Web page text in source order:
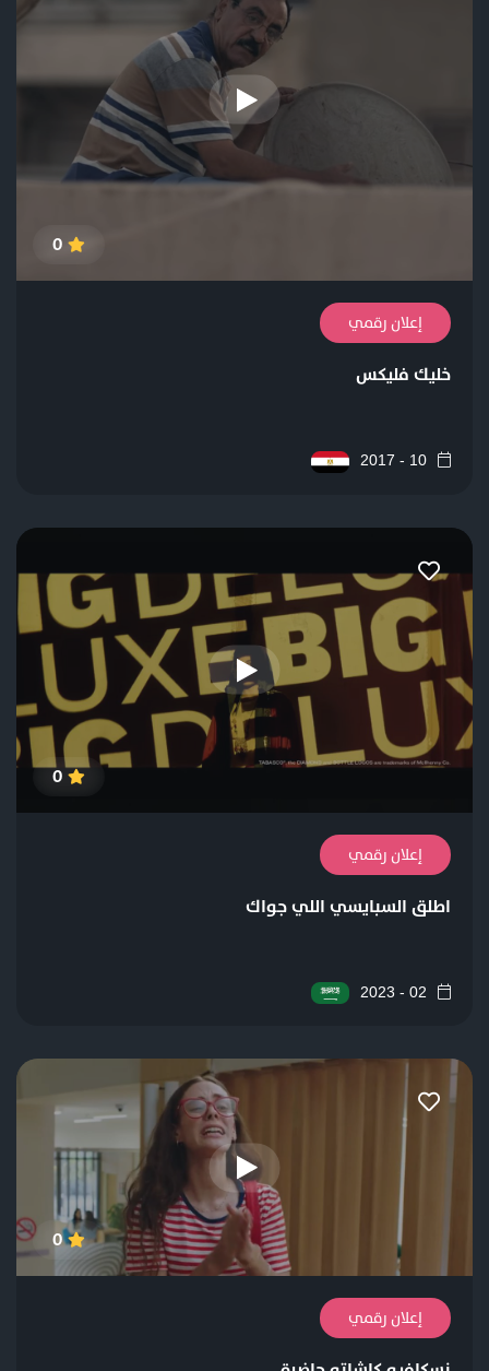
0
إعلان رقمي
خليك فليكس
10 - 2017
0
إعلان رقمي
اطلق السبايسي اللي جواك
02 - 2023
0
إعلان رقمي